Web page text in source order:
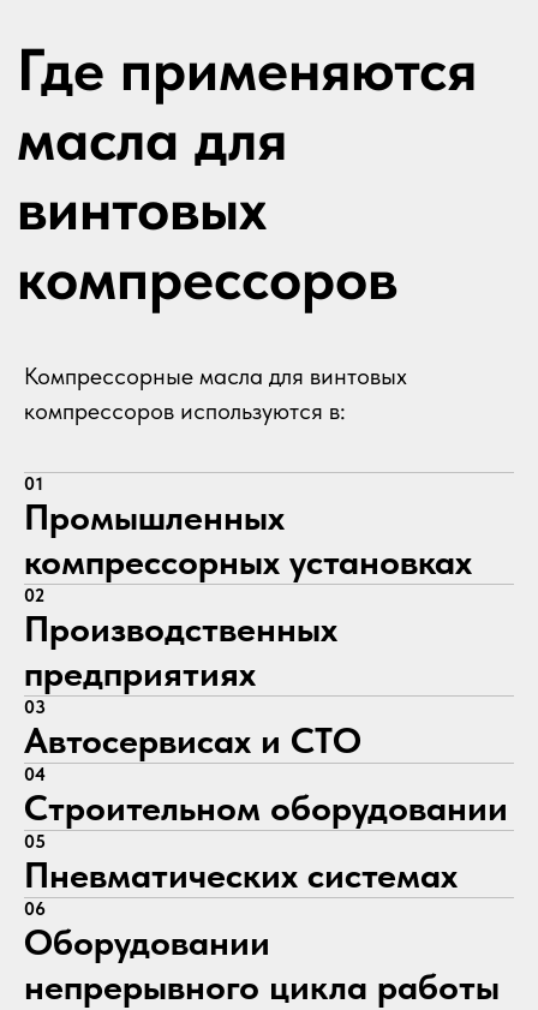
Компрессорные масла для винтовых
компрессоров используются в:
01
Промышленных
компрессорных установках
02
Производственных
предприятиях
03
Автосервисах и СТО
04
Строительном оборудовании
05
Пневматических системах
06
Оборудовании
непрерывного цикла работы